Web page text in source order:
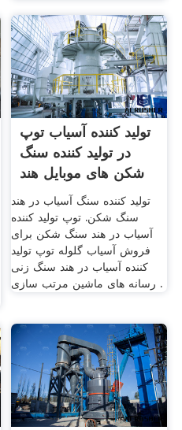
تولید کننده آسیاب توپ
در تولید کننده سنگ
شکن های موبایل هند
تولید کننده سنگ آسیاب در هند
سنگ شکن. توپ تولید کننده
آسیاب در هند سنگ شکن برای
فروش آسیاب گلوله توپ تولید
کننده آسیاب در هند سنگ زنی
رسانه های ماشین مرتب سازی .